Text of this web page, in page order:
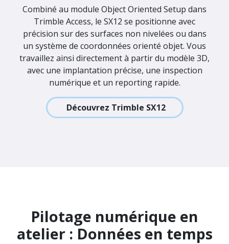
Technologie de mesure de
pointe pour un contrôle de
précision en atelier
production hors site d’éléments en acier et en
béton, où la précision et l’efficacité sont
essentielles.